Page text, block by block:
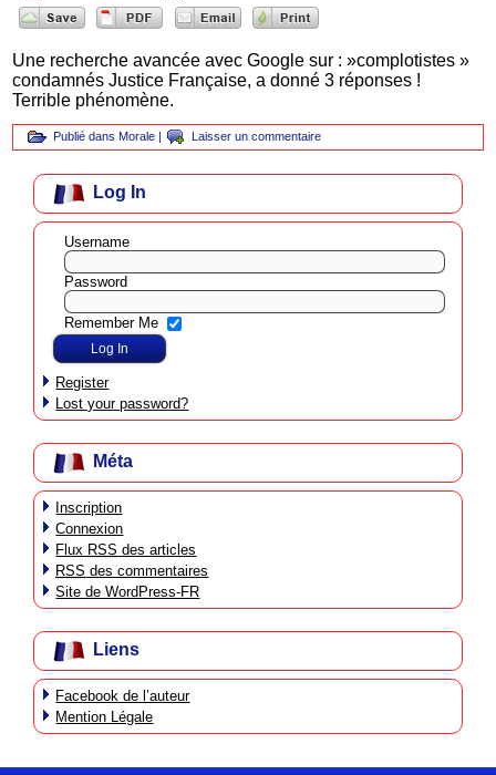
Une recherche avancée avec Google sur : »complotistes »
condamnés Justice Française, a donné 3 réponses !
Terrible phénomène.
Publié dans Morale | Laisser un commentaire
Log In
Username
Password
Remember Me
Register
Lost your password?
Méta
Inscription
Connexion
Flux RSS des articles
RSS des commentaires
Site de WordPress-FR
Liens
Facebook de l’auteur
Mention Légale